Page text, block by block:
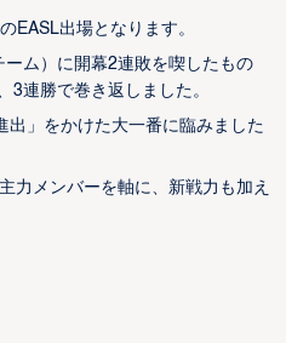
EASL出場となります。
ム）に開幕2連敗を喫したもの
連勝で巻き返しました。
出」をかけた大一番に臨みました
力メンバーを軸に、新戦力も加え